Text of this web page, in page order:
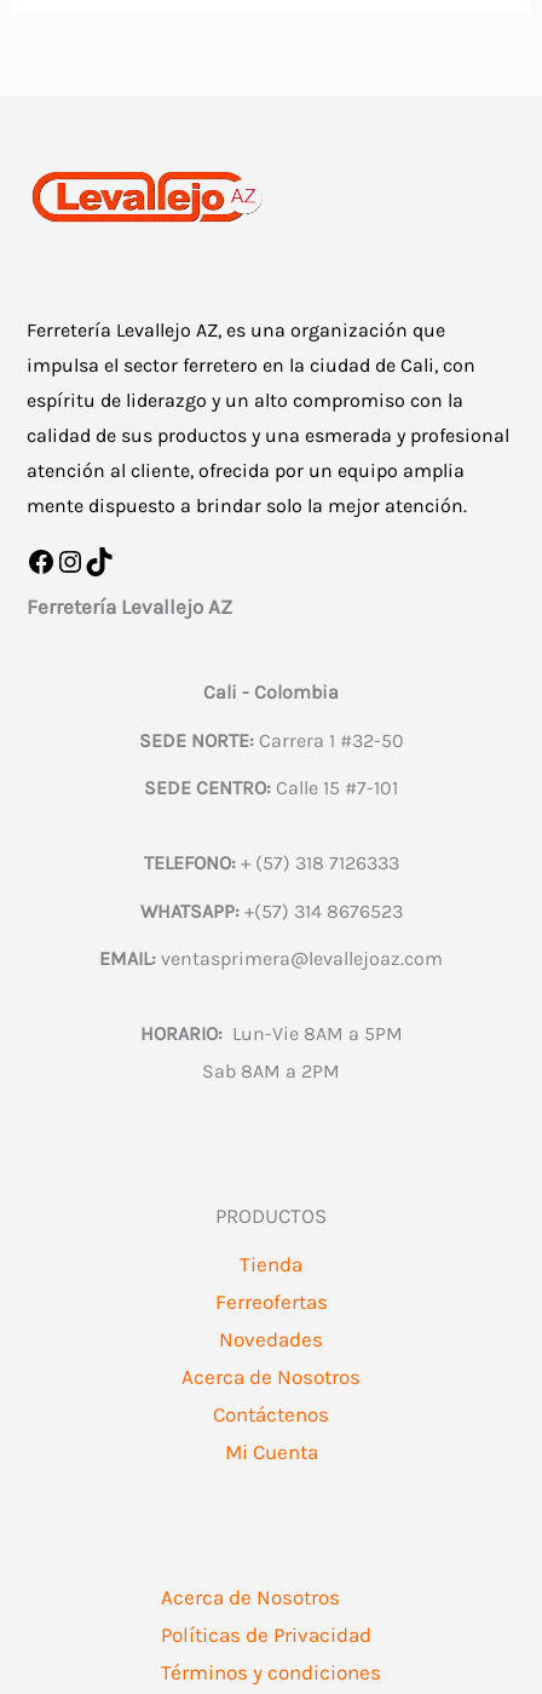
Ferretería Levallejo AZ, es una organización que
impulsa el sector ferretero en la ciudad de Cali, con
espíritu de liderazgo y un alto compromiso con la
calidad de sus productos y una esmerada y profesional
atención al cliente, ofrecida por un equipo amplia
mente dispuesto a brindar solo la mejor atención.
Facebook
Instagram
TikTok
Ferretería Levallejo AZ
Cali - Colombia
SEDE NORTE:Carrera 1 #32-50
SEDE CENTRO: Calle 15 #7-101
TELEFONO:+ (57) 318 7126333
WHATSAPP:+(57) 314 8676523
EMAIL: ventasprimera@levallejoaz.com
HORARIO:Lun-Vie 8AM a 5PM
Sab 8AM a 2PM
PRODUCTOS
Tienda
Ferreofertas
Novedades
Acerca de Nosotros
Contáctenos
Mi Cuenta
Acerca de Nosotros
Políticas de Privacidad
Términos y condiciones